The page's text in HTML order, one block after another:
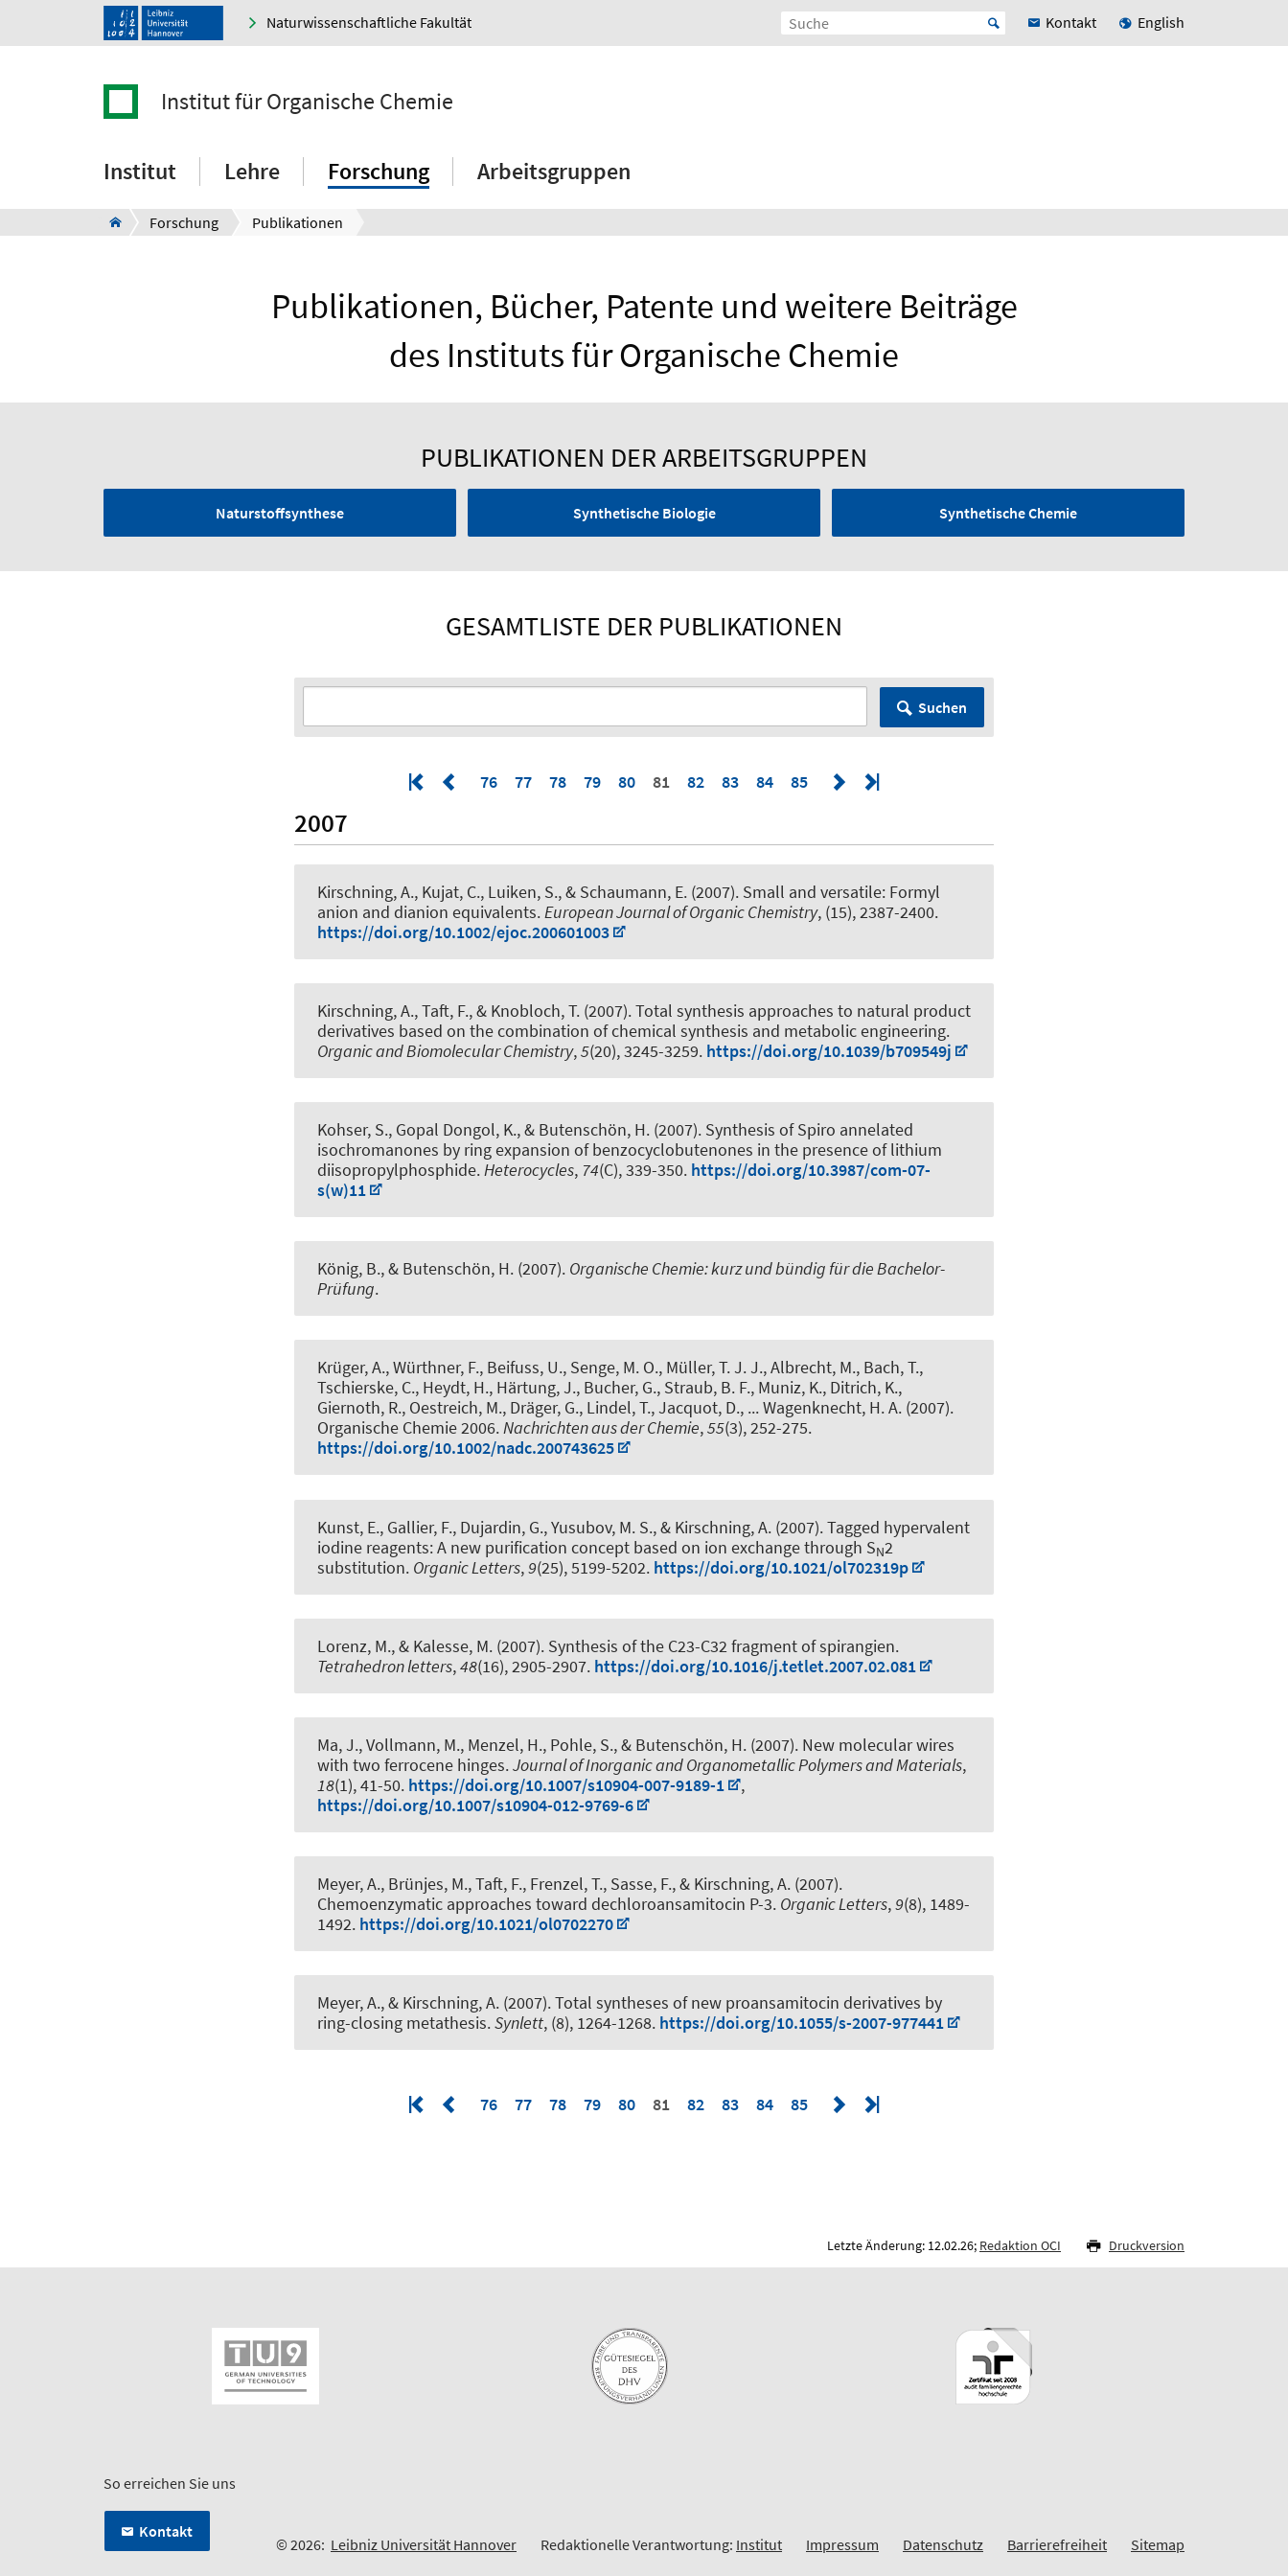
Naturwissenschaftliche Fakultät Kontakt English
Institut für Organische Chemie
Institut Lehre Forschung Arbeitsgruppen
Forschung Publikationen
Publikationen, Bücher, Patente und weitere Beiträge
des Instituts für Organische Chemie
PUBLIKATIONEN DER ARBEITSGRUPPEN
Naturstoffsynthese Synthetische Biologie Synthetische Chemie
GESAMTLISTE DER PUBLIKATIONEN
Suchen
76 77 78 79 80 81 82 83 84 85
2007
Kirschning, A., Kujat, C., Luiken, S., & Schaumann, E. (2007). Small and versatile: Formyl
anion and dianion equivalents. European Journal of Organic Chemistry, (15), 2387-2400.
https://doi.org/10.1002/ejoc.200601003
Kirschning, A., Taft, F., & Knobloch, T. (2007).Total synthesis approaches to natural product
derivatives based on the combination of chemical synthesis and metabolic engineering.
Organic and Biomolecular Chemistry,5(20), 3245-3259. https://doi.org/10.1039/b709549j
Kohser, S., Gopal Dongol, K., & Butenschön, H. (2007). Synthesis of Spiro annelated
isochromanones by ring expansion of benzocyclobutenones in the presence of lithium
diisopropylphosphide.Heterocycles, 74(C), 339-350. https://doi.org/10.3987/com-07-
s(w)11
König, B., & Butenschön, H. (2007). Organische Chemie: kurz und bündig für die Bachelor-
Prüfung.
Krüger, A., Würthner, F., Beifuss, U., Senge, M. O., Müller, T. J. J., Albrecht, M., Bach, T.,
Tschierske, C., Heydt, H., Härtung, J., Bucher, G., Straub, B. F., Muniz, K., Ditrich, K.,
Giernoth, R., Oestreich, M., Dräger, G., Lindel, T., Jacquot, D., ... Wagenknecht, H. A. (2007).
Organische Chemie 2006.Nachrichten aus der Chemie,55(3), 252-275.
https://doi.org/10.1002/nadc.200743625
Kunst, E., Gallier, F., Dujardin, G., Yusubov, M. S., & Kirschning, A. (2007).Tagged hypervalent
iodine reagents: A new purification concept based on ion exchange through SN2
substitution. Organic Letters,9(25), 5199-5202. https://doi.org/10.1021/ol702319p
Lorenz, M., & Kalesse, M. (2007). Synthesis of the C23-C32 fragment of spirangien.
Tetrahedron letters,48(16), 2905-2907. https://doi.org/10.1016/j.tetlet.2007.02.081
Ma, J., Vollmann, M., Menzel, H., Pohle, S., & Butenschön, H. (2007). New molecular wires
with two ferrocene hinges.Journal of Inorganic and Organometallic Polymers and Materials,
18(1), 41-50. https://doi.org/10.1007/s10904-007-9189-1
,
https://doi.org/10.1007/s10904-012-9769-6
Meyer, A., Brünjes, M., Taft, F., Frenzel, T., Sasse, F., & Kirschning, A. (2007).
Chemoenzymatic approaches toward dechloroansamitocin P-3. Organic Letters,9(8), 1489-
1492. https://doi.org/10.1021/ol0702270
Meyer, A., & Kirschning, A. (2007).Total syntheses of new proansamitocin derivatives by
ring-closing metathesis.Synlett, (8), 1264-1268. https://doi.org/10.1055/s-2007-977441
76 77 78 79 80 81 82 83 84 85
Letzte Änderung: 12.02.26; Redaktion OCI Druckversion
So erreichen Sie uns
Kontakt
© 2026: Leibniz Universität Hannover Redaktionelle Verantwortung: Institut Impressum Datenschutz Barrierefreiheit Sitemap